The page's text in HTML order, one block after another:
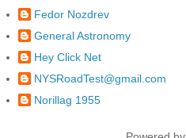
Fedor Nozdrev
General Astronomy
Hey Click Net
NYSRoadTest@gmail.com
Norillag 1955